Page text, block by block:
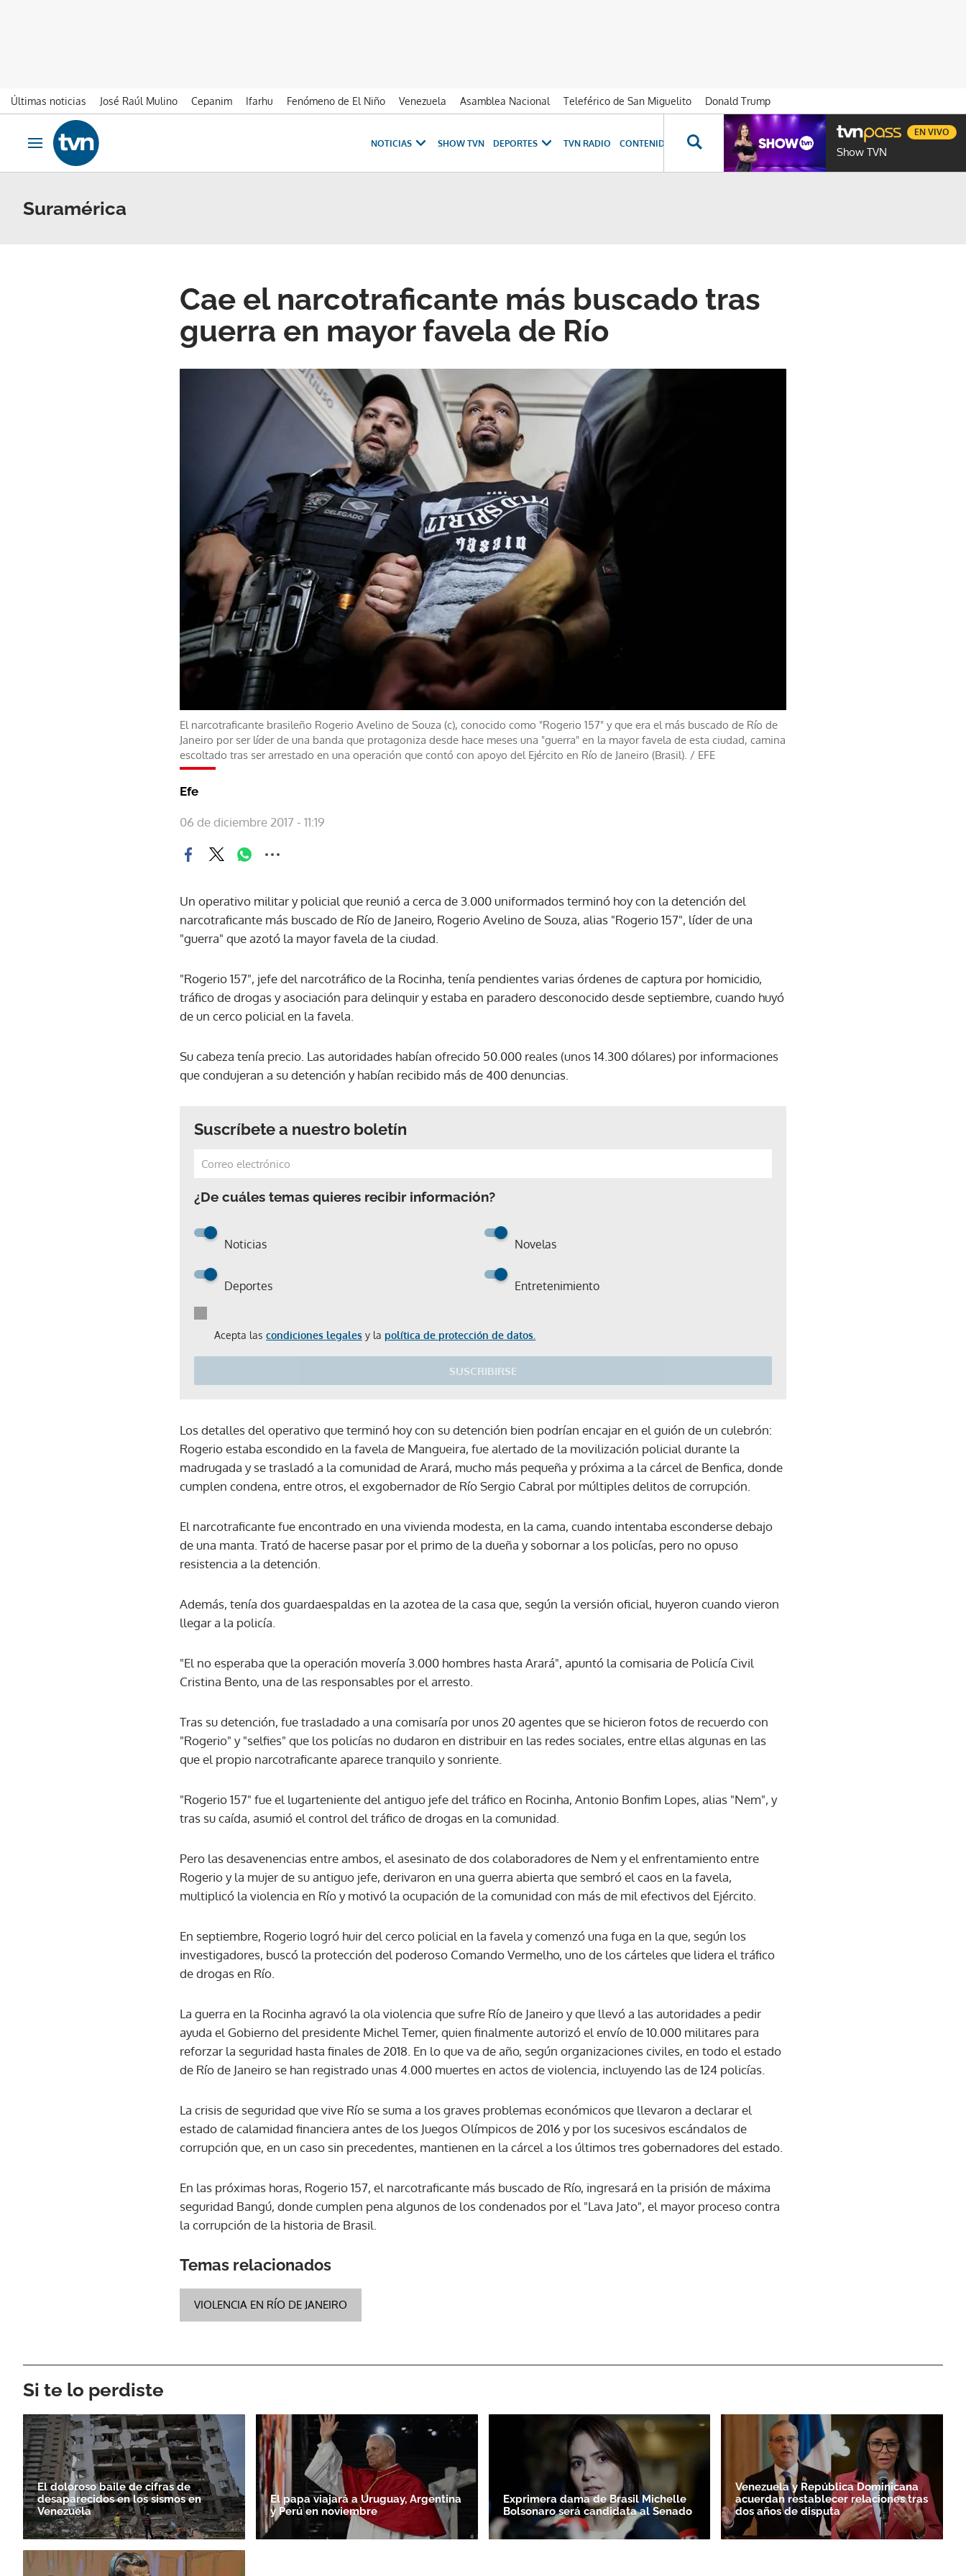
Últimas noticias José Raúl Mulino Cepanim Ifarhu Fenómeno de El Niño Venezuela Asamblea Nacional Teleférico de San Miguelito
Donald Trump
Ir al contenido
Obrir navegació
NOTICIAS SHOW TVN DEPORTES TVN RADIO CONTENIDOS ESPECIALES NOVELAS PROGRAMAS GENTE TVN
Show TVN
EN VIVO
Suramérica
Cae el narcotraficante más buscado tras
guerra en mayor favela de Río
El narcotraficante brasileño Rogerio Avelino de Souza (c), conocido como "Rogerio 157" y que era el más buscado de Río de
Janeiro por ser líder de una banda que protagoniza desde hace meses una "guerra" en la mayor favela de esta ciudad, camina
escoltado tras ser arrestado en una operación que contó con apoyo del Ejército en Río de Janeiro (Brasil). / EFE
Efe
06 de diciembre 2017 - 11:19
Un operativo militar y policial que reunió a cerca de 3.000 uniformados terminó hoy con la detención del
narcotraficante más buscado de Río de Janeiro, Rogerio Avelino de Souza, alias "Rogerio 157", líder de una
"guerra" que azotó la mayor favela de la ciudad.
"Rogerio 157", jefe del narcotráfico de la Rocinha, tenía pendientes varias órdenes de captura por homicidio,
tráfico de drogas y asociación para delinquir y estaba en paradero desconocido desde septiembre, cuando huyó
de un cerco policial en la favela.
Su cabeza tenía precio. Las autoridades habían ofrecido 50.000 reales (unos 14.300 dólares) por informaciones
que condujeran a su detención y habían recibido más de 400 denuncias.
Suscríbete a nuestro boletín
¿De cuáles temas quieres recibir información?
Noticias Novelas
Deportes Entretenimiento
Acepta las condiciones legales y la política de protección de datos.
SUSCRIBIRSE
Gracias por suscribirte a nuestro boletín.
Los detalles del operativo que terminó hoy con su detención bien podrían encajar en el guión de un culebrón:
Rogerio estaba escondido en la favela de Mangueira, fue alertado de la movilización policial durante la
madrugada y se trasladó a la comunidad de Arará, mucho más pequeña y próxima a la cárcel de Benfica, donde
cumplen condena, entre otros, el exgobernador de Río Sergio Cabral por múltiples delitos de corrupción.
El narcotraficante fue encontrado en una vivienda modesta, en la cama, cuando intentaba esconderse debajo
de una manta. Trató de hacerse pasar por el primo de la dueña y sobornar a los policías, pero no opuso
resistencia a la detención.
Además, tenía dos guardaespaldas en la azotea de la casa que, según la versión oficial, huyeron cuando vieron
llegar a la policía.
"El no esperaba que la operación movería 3.000 hombres hasta Arará", apuntó la comisaria de Policía Civil
Cristina Bento, una de las responsables por el arresto.
Tras su detención, fue trasladado a una comisaría por unos 20 agentes que se hicieron fotos de recuerdo con
"Rogerio" y "selfies" que los policías no dudaron en distribuir en las redes sociales, entre ellas algunas en las
que el propio narcotraficante aparece tranquilo y sonriente.
"Rogerio 157" fue el lugarteniente del antiguo jefe del tráfico en Rocinha, Antonio Bonfim Lopes, alias "Nem", y
tras su caída, asumió el control del tráfico de drogas en la comunidad.
Pero las desavenencias entre ambos, el asesinato de dos colaboradores de Nem y el enfrentamiento entre
Rogerio y la mujer de su antiguo jefe, derivaron en una guerra abierta que sembró el caos en la favela,
multiplicó la violencia en Río y motivó la ocupación de la comunidad con más de mil efectivos del Ejército.
En septiembre, Rogerio logró huir del cerco policial en la favela y comenzó una fuga en la que, según los
investigadores, buscó la protección del poderoso Comando Vermelho, uno de los cárteles que lidera el tráfico
de drogas en Río.
La guerra en la Rocinha agravó la ola violencia que sufre Río de Janeiro y que llevó a las autoridades a pedir
ayuda el Gobierno del presidente Michel Temer, quien finalmente autorizó el envío de 10.000 militares para
reforzar la seguridad hasta finales de 2018. En lo que va de año, según organizaciones civiles, en todo el estado
de Río de Janeiro se han registrado unas 4.000 muertes en actos de violencia, incluyendo las de 124 policías.
La crisis de seguridad que vive Río se suma a los graves problemas económicos que llevaron a declarar el
estado de calamidad financiera antes de los Juegos Olímpicos de 2016 y por los sucesivos escándalos de
corrupción que, en un caso sin precedentes, mantienen en la cárcel a los últimos tres gobernadores del estado.
En las próximas horas, Rogerio 157, el narcotraficante más buscado de Río, ingresará en la prisión de máxima
seguridad Bangú, donde cumplen pena algunos de los condenados por el "Lava Jato", el mayor proceso contra
la corrupción de la historia de Brasil.
Temas relacionados
VIOLENCIA EN RÍO DE JANEIRO
Si te lo perdiste
El doloroso baile de cifras de
desaparecidos en los sismos en
Venezuela
El papa viajará a Uruguay, Argentina
y Perú en noviembre
Exprimera dama de Brasil Michelle
Bolsonaro será candidata al Senado
Venezuela y República Dominicana
acuerdan restablecer relaciones tras
dos años de disputa